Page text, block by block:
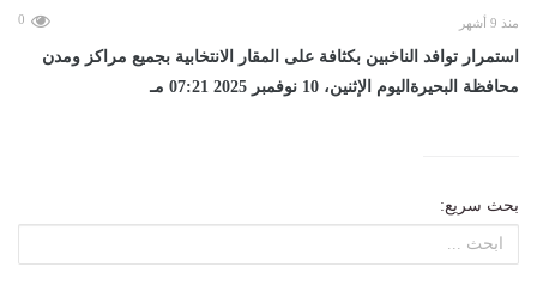
منذ 9 أشهر 0
استمرار توافد الناخبين بكثافة على المقار الانتخابية بجميع مراكز ومدن
محافظة البحيرةاليوم الإثنين، 10 نوفمبر 2025 07:21 مـ
بحث سريع: